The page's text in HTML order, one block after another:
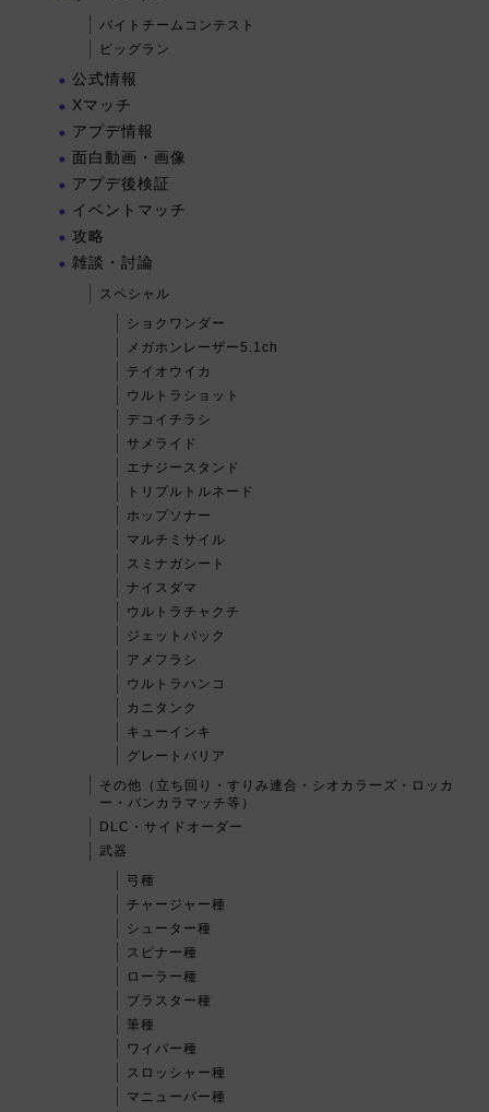
バイトチームコンテスト
ビッグラン
公式情報
Xマッチ
アプデ情報
面白動画・画像
アプデ後検証
イベントマッチ
攻略
雑談・討論
スペシャル
ショクワンダー
メガホンレーザー5.1ch
テイオウイカ
ウルトラショット
デコイチラシ
サメライド
エナジースタンド
トリプルトルネード
ホップソナー
マルチミサイル
スミナガシート
ナイスダマ
ウルトラチャクチ
ジェットパック
アメフラシ
ウルトラハンコ
カニタンク
キューインキ
グレートバリア
その他（立ち回り・すりみ連合・シオカラーズ・ロッカ
ー・バンカラマッチ等）
DLC・サイドオーダー
武器
弓種
チャージャー種
シューター種
スピナー種
ローラー種
ブラスター種
筆種
ワイパー種
スロッシャー種
マニューバー種